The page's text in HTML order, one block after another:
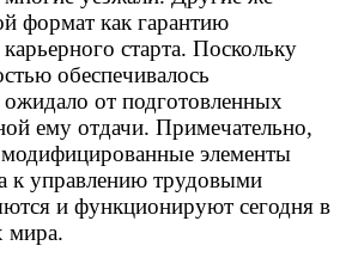
формат как гарантию
старта. Поскольку
обеспечивалось
от подготовленных
ему отдачи. Примечательно,
элементы
к управлению трудовыми
и функционируют сегодня в
мира.